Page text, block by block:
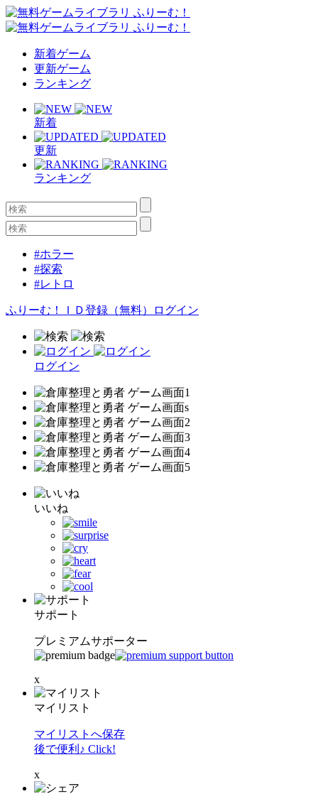
新着ゲーム
更新ゲーム
ランキング
新着
更新
ランキング
#ホラー
#探索
#レトロ
ふりーむ！ＩＤ登録（無料） ログイン
ログイン
いいね
サポート
プレミアムサポーター
x
マイリスト
マイリストへ保存
後で便利♪ Click!
x